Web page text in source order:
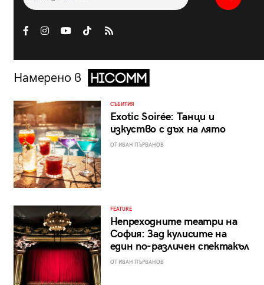
Намерено в
СЪБИТИЯ
Exotic Soirée: Танци и
изкуство с дъх на лято
ОТ ИВАН ПЪРВАНОВ
FEATURE
Непреходните театри на
София: Зад кулисите на
един по-различен спектакъл
ОТ ИВАН ПЪРВАНОВ